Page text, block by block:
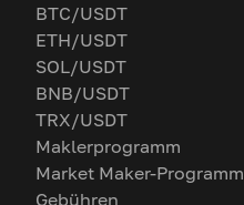
BTC/USDT
ETH/USDT
SOL/USDT
BNB/USDT
TRX/USDT
Maklerprogramm
Market Maker-Programm
Gebühren